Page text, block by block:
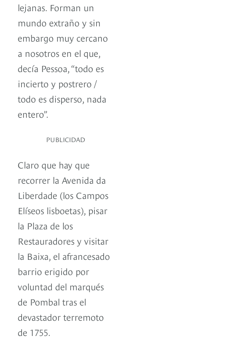
lejanas. Forman un
mundo extraño y sin
embargo muy cercano
a nosotros en el que,
decía Pessoa, “todo es
incierto y postrero /
todo es disperso, nada
entero”.
PUBLICIDAD
Claro que hay que
recorrer la Avenida da
Liberdade (los Campos
Elíseos lisboetas), pisar
la Plaza de los
Restauradores y visitar
la Baixa, el afrancesado
barrio erigido por
voluntad del marqués
de Pombal tras el
devastador terremoto
de 1755.